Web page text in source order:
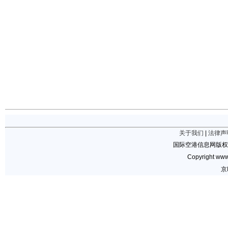
关于我们
法律声
国际空港信息网版
Copyright